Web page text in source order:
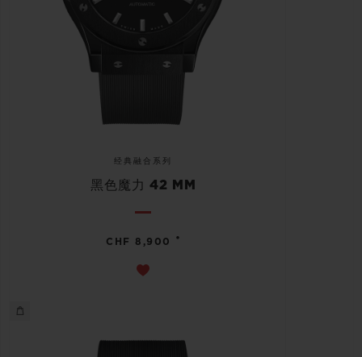
经典融合系列
黑色魔力 42 MM
CHF 8,900 •